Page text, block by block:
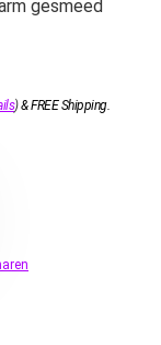
gesmeed
)&FREE Shipping.